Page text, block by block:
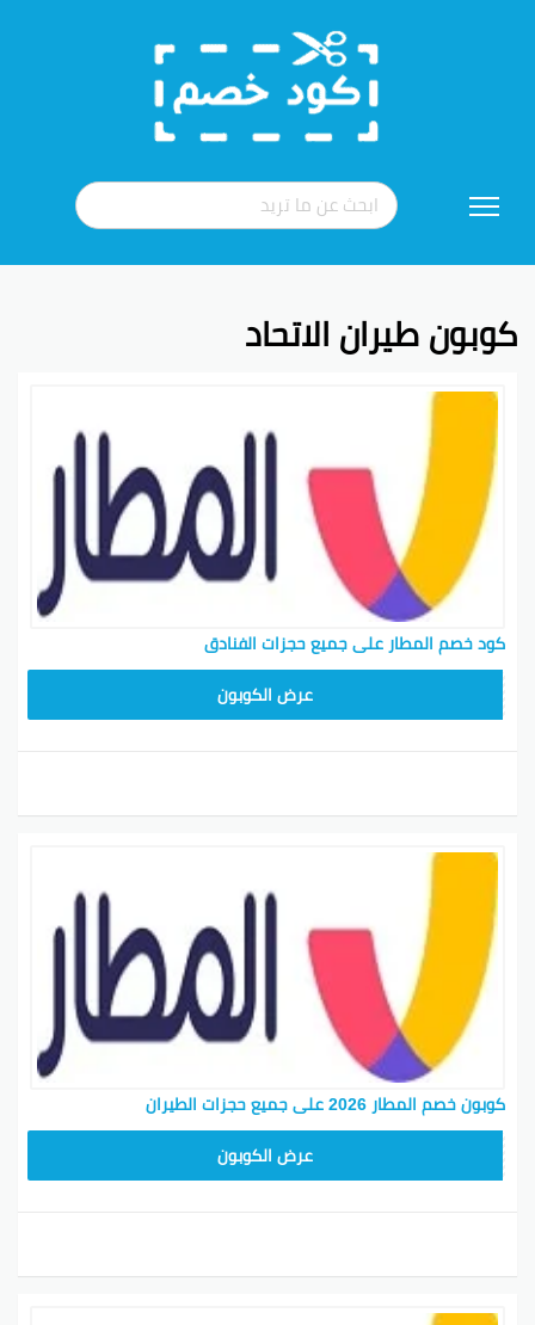
إلى
كوبون طيران الاتحاد
كود خصم المطار على جميع حجزات الفنادق
عرض الكوبون
كوبون خصم المطار 2026 على جميع حجزات الطيران
عرض الكوبون